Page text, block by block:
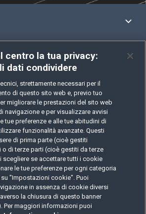
È VIETATO AI MINORI
DIPENDENZA PATOLOGICA
Intellectual Holdings Limited. Tutti i diritti
centro la tua privacy:
dati condividere
strettamente necessari per il
di questo sito web e, previo tuo
migliorare le prestazioni del sito web
navigazione e per visualizzare avvisi
tue preferenze e alle tue abitudini di
funzionalità avanzate. Questi
di prima parte (cioè gestiti
o di terze parti (cioè gestiti da terze
scegliere se accettare tutti i cookie
le tue preferenze per ogni categoria
"Impostazioni cookie". Puoi
in assenza di cookie diversi
la chiusura di questo banner
Per maggiori informazioni puoi